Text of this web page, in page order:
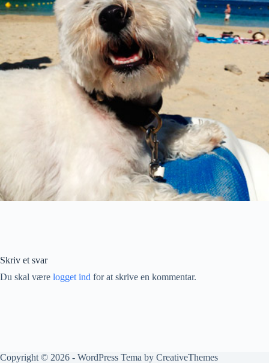
Skriv et svar
Du skal være logget ind for at skrive en kommentar.
Copyright © 2026 - WordPress Tema by CreativeThemes